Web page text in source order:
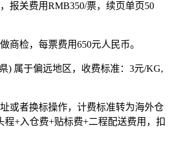
报关费用RMB350/票，续页单页50
商检，每票费用650元人民币。
) 属于偏远地区，收费标准：3元/KG,
或者换标操作，计费标准转为海外仓
程+入仓费+贴标费+二程配送费用，扣